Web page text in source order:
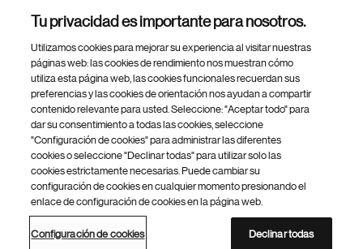
Footer Site Search
inferior
del
© 2026 Novartis AG
Política de privacidad Términos de uso
Accesibilidad
Configuración de cookies
Mapa del sitio
Tu privacidad es importante para nosotros.
Utilizamos cookies para mejorar su experiencia al visitar nuestras
páginas web: las cookies de rendimiento nos muestran cómo
utiliza esta página web, las cookies funcionales recuerdan sus
preferencias y las cookies de orientación nos ayudan a compartir
contenido relevante para usted. Seleccione: "Aceptar todo" para
dar su consentimiento a todas las cookies, seleccione
"Configuración de cookies" para administrar las diferentes
cookies o seleccione "Declinar todas" para utilizar solo las
cookies estrictamente necesarias. Puede cambiar su
configuración de cookies en cualquier momento presionando el
enlace de configuración de cookies en la página web.
Configuración de cookies Declinar todas